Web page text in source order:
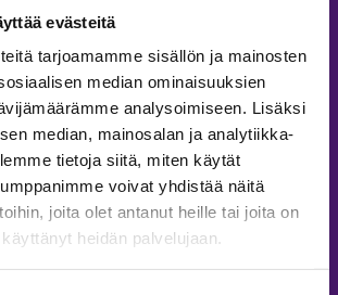
evästeitä
tarjoamamme sisällön ja mainosten
median ominaisuuksien
analysoimiseen. Lisäksi
median, mainosalan ja analytiikka-
tietoja siitä, miten käytät
voivat yhdistää näitä
joita olet antanut heille tai joita on
heidän palvelujaan.
MAJOITUS
& Varaukset